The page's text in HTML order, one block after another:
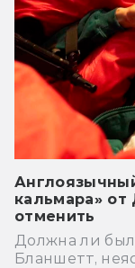
кальмара»
отменить
Должна ли
Бланшетт,